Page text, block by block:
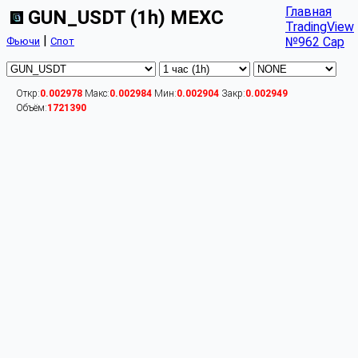
GUN_USDT (1h) MEXC
Фьючи | Спот
Главная
TradingView
№962 Cap
Откр:0.002978 Макс:0.002984 Мин:0.002904 Закр:0.002949
Объём:1721390